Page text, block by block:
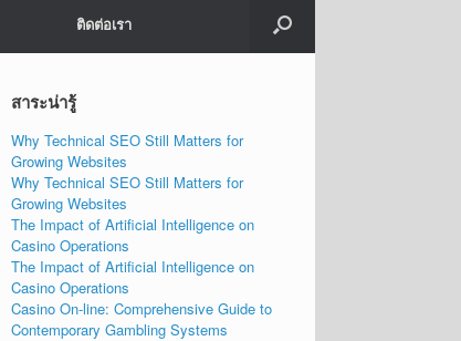
ติดต่อเรา
สาระน่ารู้
Why Technical SEO Still Matters for
Growing Websites
Why Technical SEO Still Matters for
Growing Websites
The Impact of Artificial Intelligence on
Casino Operations
The Impact of Artificial Intelligence on
Casino Operations
Casino On-line: Comprehensive Guide to
Contemporary Gambling Systems